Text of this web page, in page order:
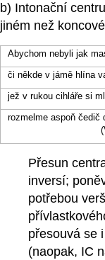
b) Intonační
jiném než
Abychom nebyli jak
či někde v jámě hlína
jež v rukou cihláře si
rozmelme aspoň čedič
(V.
Přesun
inversí;
potřebou
přesouvá se
(naopak, IC